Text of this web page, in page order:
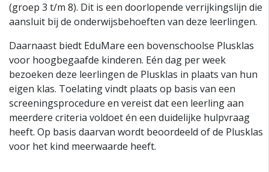
(groep 3 t/m 8). Dit is een doorlopende verrijkingslijn die
aansluit bij de onderwijsbehoeften van deze leerlingen.
Daarnaast biedt EduMare een bovenschoolse Plusklas
voor hoogbegaafde kinderen. Eén dag per week
bezoeken deze leerlingen de Plusklas in plaats van hun
eigen klas. Toelating vindt plaats op basis van een
screeningsprocedure en vereist dat een leerling aan
meerdere criteria voldoet én een duidelijke hulpvraag
heeft. Op basis daarvan wordt beoordeeld of de Plusklas
voor het kind meerwaarde heeft.